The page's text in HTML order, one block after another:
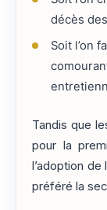
décès
Soit l’on
Tandis que
pour la
l’adoption de
préféré la